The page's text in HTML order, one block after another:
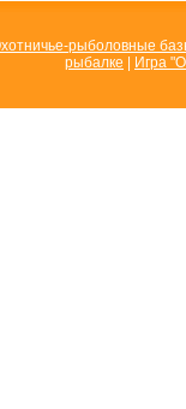
рыболовные
рыбалке
Игра